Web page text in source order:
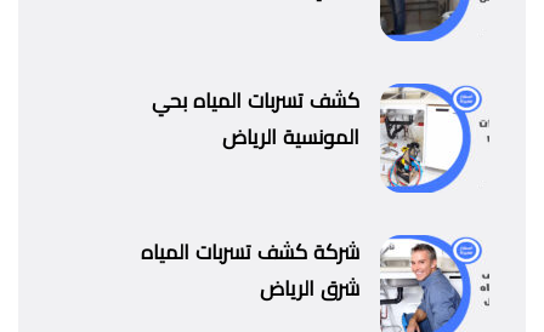
كشف تسربات المياه بحي
المونسية الرياض
شركة كشف تسربات المياه
شرق الرياض